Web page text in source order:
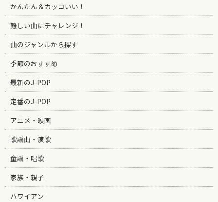
かんたん＆カッコいい！
難しい曲にチャレンジ！
曲のジャンルから探す
季節のおすすめ
最新のJ-POP
定番のJ-POP
アニメ・映画
歌謡曲・演歌
童謡・唱歌
家族・親子
ハワイアン